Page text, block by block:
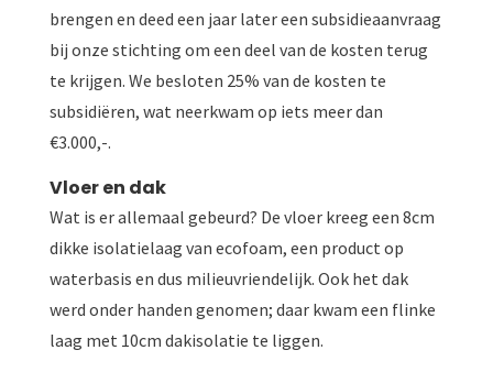
brengen en deed een jaar later een subsidieaanvraag
bij onze stichting om een deel van de kosten terug
te krijgen. We besloten 25% van de kosten te
subsidiëren, wat neerkwam op iets meer dan
€3.000,-.
Vloer en dak
Wat is er allemaal gebeurd? De vloer kreeg een 8cm
dikke isolatielaag van ecofoam, een product op
waterbasis en dus milieuvriendelijk. Ook het dak
werd onder handen genomen; daar kwam een flinke
laag met 10cm dakisolatie te liggen.